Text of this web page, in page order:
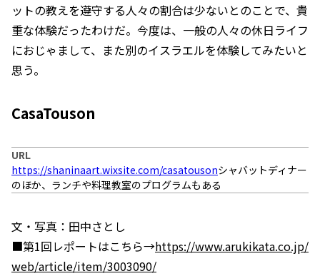
ットの教えを遵守する人々の割合は少ないとのことで、貴
重な体験だったわけだ。今度は、一般の人々の休日ライフ
におじゃまして、また別のイスラエルを体験してみたいと
思う。
CasaTouson
URL
https://shaninaart.wixsite.com/casatousonシャバットディナー
のほか、ランチや料理教室のプログラムもある
文・写真：田中さとし
■第1回レポートはこちら→https://www.arukikata.co.jp/
web/article/item/3003090/